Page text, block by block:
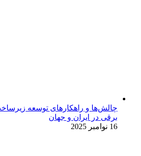
چالش‌ها و راهکارهای توسعه
برقی در ایران و جهان
16 نوامبر 2025